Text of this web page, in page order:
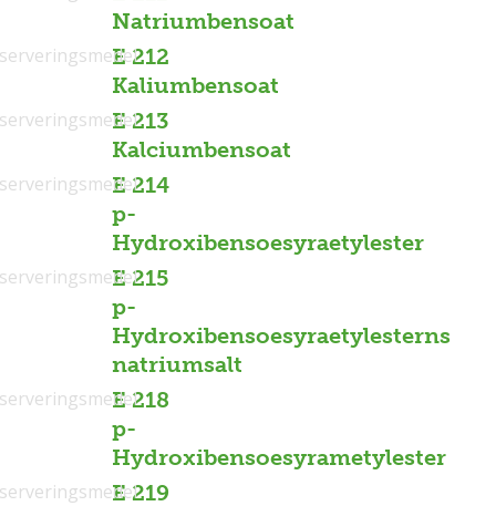
Natriumbensoat
E 212
Kaliumbensoat
E 213
Kalciumbensoat
E 214
p-
Hydroxibensoesyraetylester
E 215
p-
Hydroxibensoesyraetylesterns
natriumsalt
E 218
p-
Hydroxibensoesyrametylester
E 219